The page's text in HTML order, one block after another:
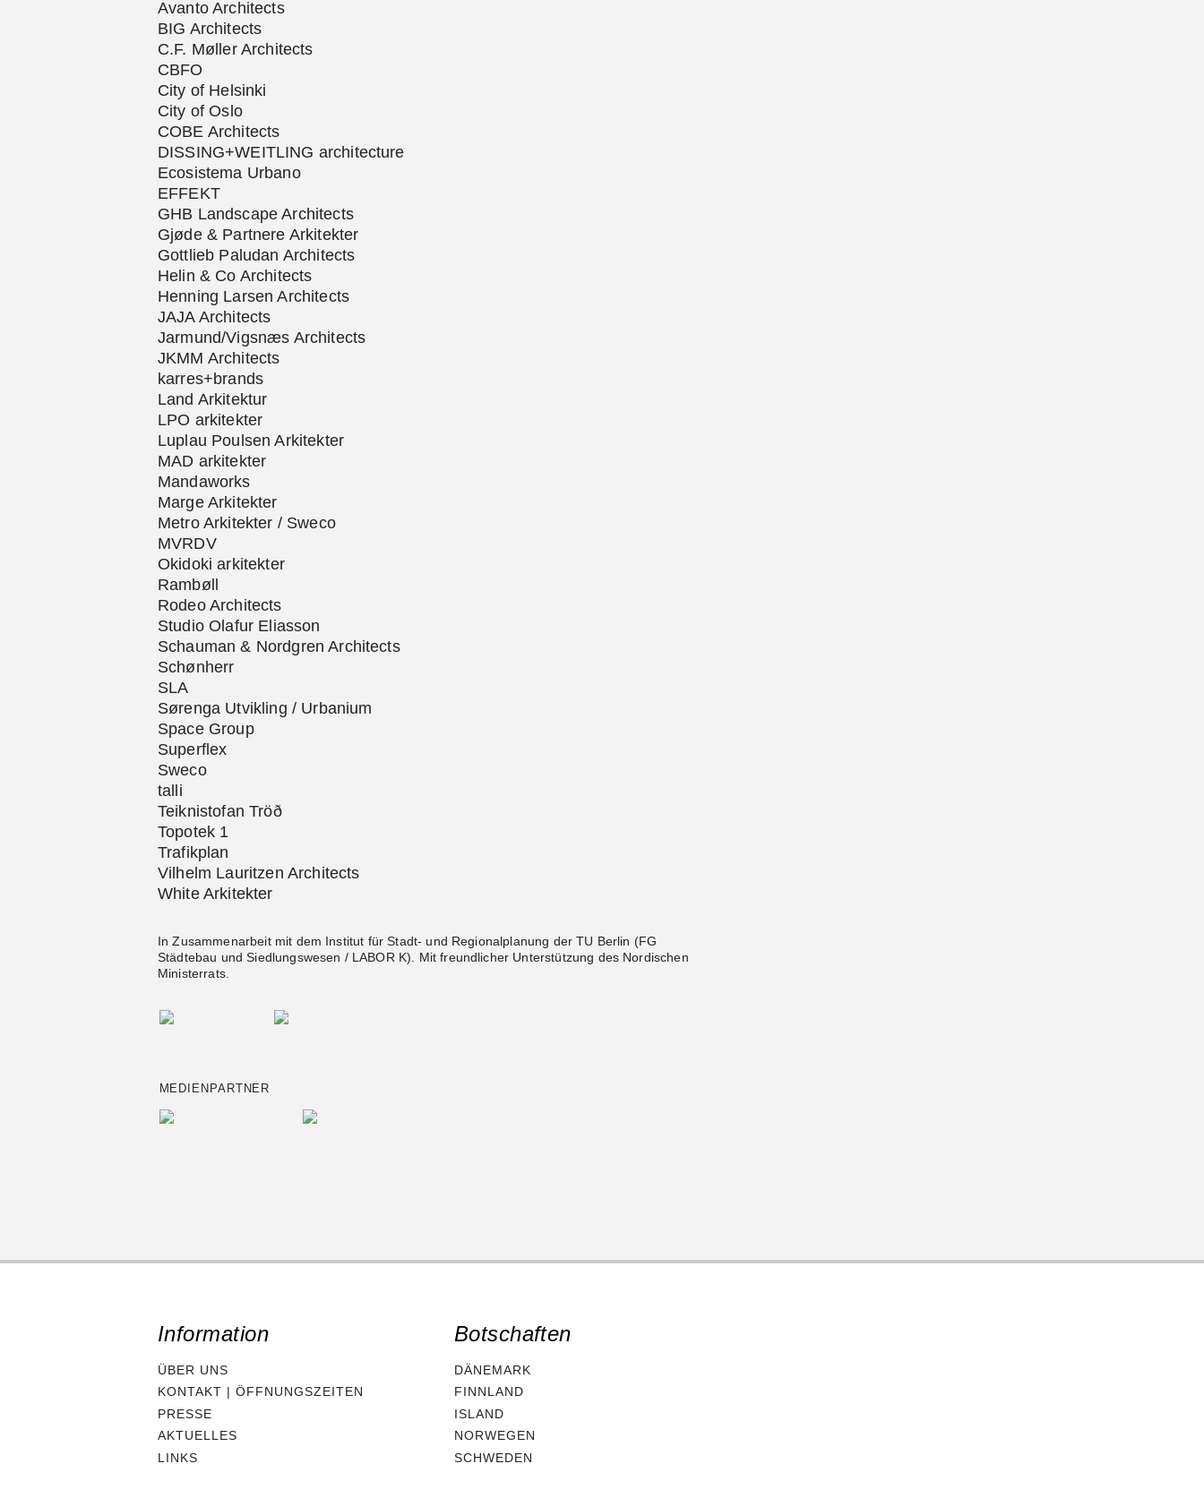
Avanto Architects
BIG Architects
C.F. Møller Architects
CBFO
City of Helsinki
City of Oslo
COBE Architects
DISSING+WEITLING architecture
Ecosistema Urbano
EFFEKT
GHB Landscape Architects
Gjøde & Partnere Arkitekter
Gottlieb Paludan Architects
Helin & Co Architects
Henning Larsen Architects
JAJA Architects
Jarmund/Vigsnæs Architects
JKMM Architects
karres+brands
Land Arkitektur
LPO arkitekter
Luplau Poulsen Arkitekter
MAD arkitekter
Mandaworks
Marge Arkitekter
Metro Arkitekter / Sweco
MVRDV
Okidoki arkitekter
Rambøll
Rodeo Architects
Studio Olafur Eliasson
Schauman & Nordgren Architects
Schønherr
SLA
Sørenga Utvikling / Urbanium
Space Group
Superflex
Sweco
talli
Teiknistofan Tröð
Topotek 1
Trafikplan
Vilhelm Lauritzen Architects
White Arkitekter
In Zusammenarbeit mit dem Institut für Stadt- und Regionalplanung der TU Berlin (FG
Städtebau und Siedlungswesen / LABOR K). Mit freundlicher Unterstützung des Nordischen
Ministerrats.
MEDIENPARTNER
Information
ÜBER UNS
KONTAKT | ÖFFNUNGSZEITEN
PRESSE
AKTUELLES
LINKS
Botschaften
DÄNEMARK
FINNLAND
ISLAND
NORWEGEN
SCHWEDEN